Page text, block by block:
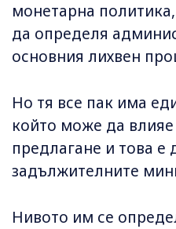
монетарна
да определя
основния лихвен
Но тя все пак има
който може да
предлагане и това е
задължителните
Нивото им се